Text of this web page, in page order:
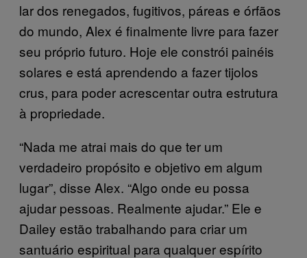
lar dos renegados, fugitivos, páreas e órfãos
do mundo, Alex é finalmente livre para fazer
seu próprio futuro. Hoje ele constrói painéis
solares e está aprendendo a fazer tijolos
crus, para poder acrescentar outra estrutura
à propriedade.
“Nada me atrai mais do que ter um
verdadeiro propósito e objetivo em algum
lugar”, disse Alex. “Algo onde eu possa
ajudar pessoas. Realmente ajudar.” Ele e
Dailey estão trabalhando para criar um
santuário espiritual para qualquer espírito